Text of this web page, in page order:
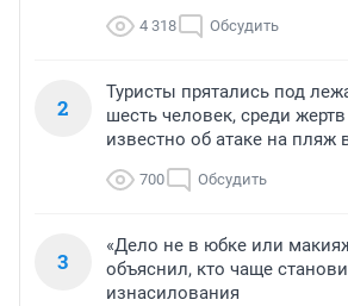
4 318 Обсудить
2
Туристы прятались под
шесть человек, среди
известно об атаке на пляж
700 Обсудить
3
«Дело не в юбке или
объяснил, кто чаще
изнасилования